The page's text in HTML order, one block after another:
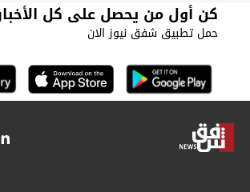
كن أول من يحصل على كل
حمل تطبيق شفق نيوز الان